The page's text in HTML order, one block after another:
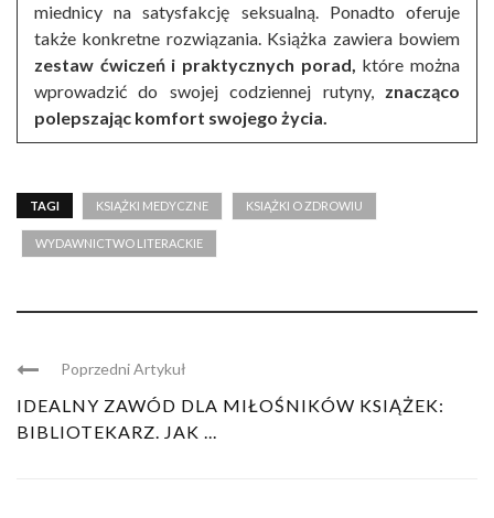
miednicy na satysfakcję seksualną. Ponadto oferuje
także konkretne rozwiązania. Książka zawiera bowiem
zestaw ćwiczeń i praktycznych porad, które można
wprowadzić do swojej codziennej rutyny, znacząco
polepszając komfort swojego życia.
TAGI KSIĄŻKI MEDYCZNE KSIĄŻKI O ZDROWIU
WYDAWNICTWO LITERACKIE
Poprzedni Artykuł
IDEALNY ZAWÓD DLA MIŁOŚNIKÓW KSIĄŻEK:
BIBLIOTEKARZ. JAK ...